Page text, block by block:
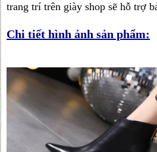
trang trí trên giày shop sẽ hỗ trợ
Chi tiết hình ảnh sản phẩm: